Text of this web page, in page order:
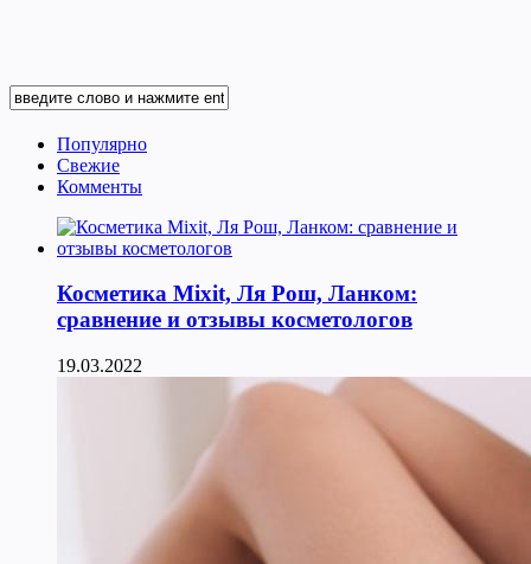
Популярно
Свежие
Комменты
Косметика Мixit, Ля Рош, Ланком:
сравнение и отзывы косметологов
19.03.2022